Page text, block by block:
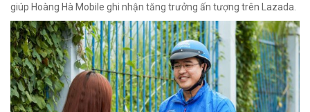
giúp Hoàng Hà Mobile ghi nhận tăng trưởng ấn tượng trên Lazada.